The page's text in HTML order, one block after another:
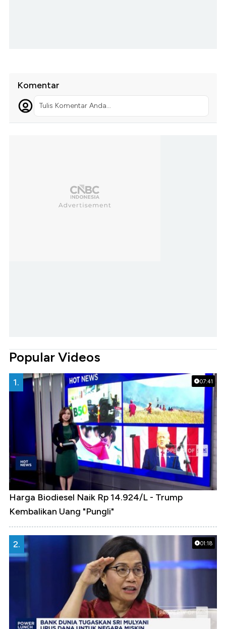
Komentar
Tulis Komentar Anda...
Popular Videos
07:41
1.
Harga Biodiesel Naik Rp 14.924/L - Trump
Kembalikan Uang "Pungli"
01:18
2.